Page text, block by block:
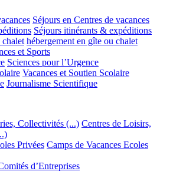
Séjours en Centres de vacances
Séjours itinérants & expéditions
chalet hébergement en gîte ou chalet
et Sports
Sciences pour l’Urgence
Vacances et Soutien Scolaire
Journalisme Scientifique
Collectivités (...) Centres de Loisirs,
Privées Camps de Vacances Ecoles
d’Entreprises